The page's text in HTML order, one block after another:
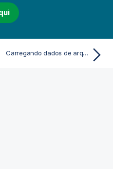
Carregando dados de arquivos